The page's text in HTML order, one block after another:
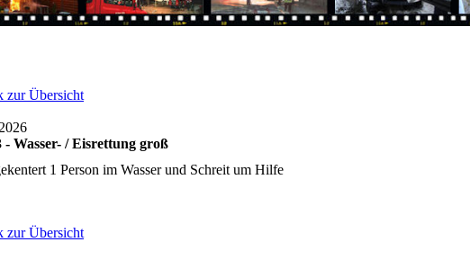
zur Übersicht
- Wasser- / Eisrettung groß
1 Person im Wasser und Schreit um Hilfe
zur Übersicht